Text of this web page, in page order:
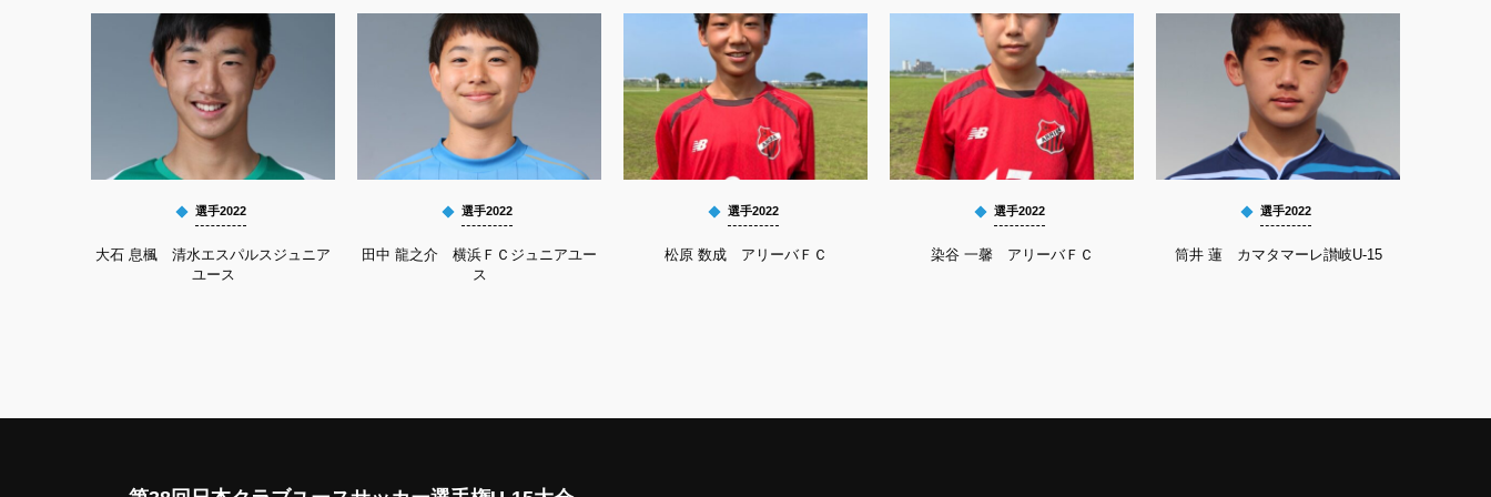
選手2022
大石 息楓 清水エスパルスジュニア
ユース
選手2022
田中 龍之介 横浜ＦＣジュニアユー
ス
選手2022
松原 数成 アリーバＦＣ
選手2022
染谷 一馨 アリーバＦＣ
選手2022
筒井 蓮 カマタマーレ讃岐U-15